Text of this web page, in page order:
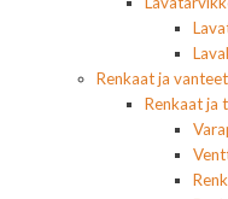
Renkaat ja vanteet
Renkaat ja